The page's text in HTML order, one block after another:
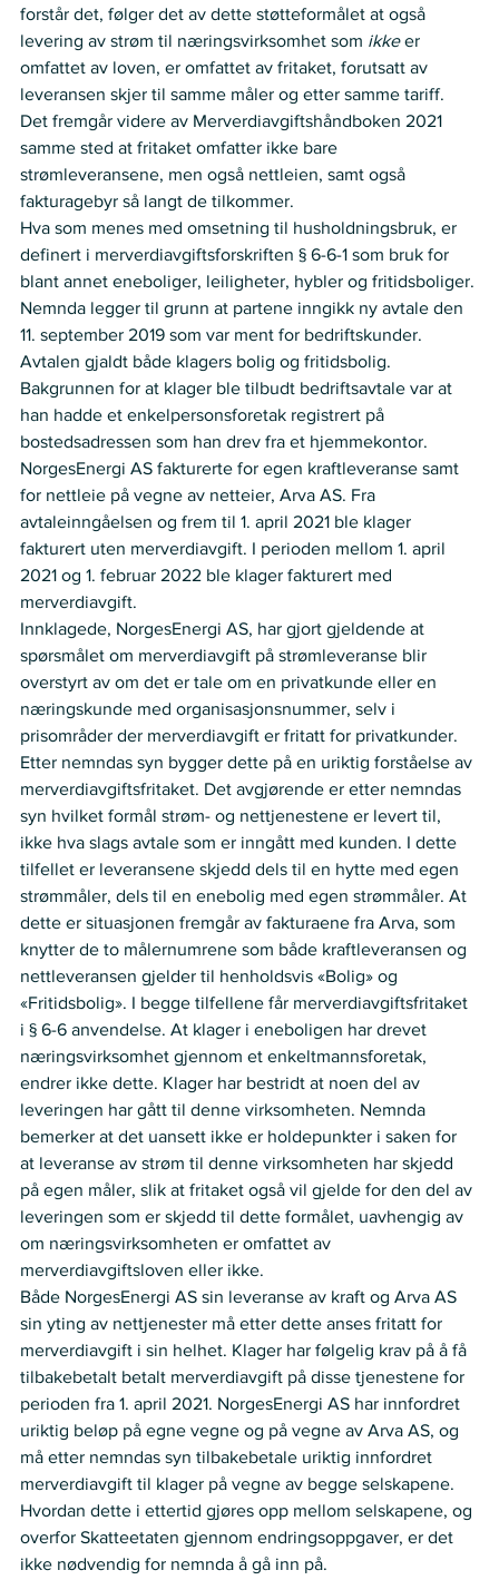
forstår det, følger det av dette støtteformålet at også
levering av strøm til næringsvirksomhet som ikke er
omfattet av loven, er omfattet av fritaket, forutsatt av
leveransen skjer til samme måler og etter samme tariff.
Det fremgår videre av Merverdiavgiftshåndboken 2021
samme sted at fritaket omfatter ikke bare
strømleveransene, men også nettleien, samt også
fakturagebyr så langt de tilkommer.
Hva som menes med omsetning til husholdningsbruk, er
definert i merverdiavgiftsforskriften § 6-6-1 som bruk for
blant annet eneboliger, leiligheter, hybler og fritidsboliger.
Nemnda legger til grunn at partene inngikk ny avtale den
11. september 2019 som var ment for bedriftskunder.
Avtalen gjaldt både klagers bolig og fritidsbolig.
Bakgrunnen for at klager ble tilbudt bedriftsavtale var at
han hadde et enkelpersonsforetak registrert på
bostedsadressen som han drev fra et hjemmekontor.
NorgesEnergi AS fakturerte for egen kraftleveranse samt
for nettleie på vegne av netteier, Arva AS. Fra
avtaleinngåelsen og frem til 1. april 2021 ble klager
fakturert uten merverdiavgift. I perioden mellom 1. april
2021 og 1. februar 2022 ble klager fakturert med
merverdiavgift.
Innklagede, NorgesEnergi AS, har gjort gjeldende at
spørsmålet om merverdiavgift på strømleveranse blir
overstyrt av om det er tale om en privatkunde eller en
næringskunde med organisasjonsnummer, selv i
prisområder der merverdiavgift er fritatt for privatkunder.
Etter nemndas syn bygger dette på en uriktig forståelse av
merverdiavgiftsfritaket. Det avgjørende er etter nemndas
syn hvilket formål strøm- og nettjenestene er levert til,
ikke hva slags avtale som er inngått med kunden. I dette
tilfellet er leveransene skjedd dels til en hytte med egen
strømmåler, dels til en enebolig med egen strømmåler. At
dette er situasjonen fremgår av fakturaene fra Arva, som
knytter de to målernumrene som både kraftleveransen og
nettleveransen gjelder til henholdsvis «Bolig» og
«Fritidsbolig». I begge tilfellene får merverdiavgiftsfritaket
i § 6-6 anvendelse. At klager i eneboligen har drevet
næringsvirksomhet gjennom et enkeltmannsforetak,
endrer ikke dette. Klager har bestridt at noen del av
leveringen har gått til denne virksomheten. Nemnda
bemerker at det uansett ikke er holdepunkter i saken for
at leveranse av strøm til denne virksomheten har skjedd
på egen måler, slik at fritaket også vil gjelde for den del av
leveringen som er skjedd til dette formålet, uavhengig av
om næringsvirksomheten er omfattet av
merverdiavgiftsloven eller ikke.
Både NorgesEnergi AS sin leveranse av kraft og Arva AS
sin yting av nettjenester må etter dette anses fritatt for
merverdiavgift i sin helhet. Klager har følgelig krav på å få
tilbakebetalt betalt merverdiavgift på disse tjenestene for
perioden fra 1. april 2021. NorgesEnergi AS har innfordret
uriktig beløp på egne vegne og på vegne av Arva AS, og
må etter nemndas syn tilbakebetale uriktig innfordret
merverdiavgift til klager på vegne av begge selskapene.
Hvordan dette i ettertid gjøres opp mellom selskapene, og
overfor Skatteetaten gjennom endringsoppgaver, er det
ikke nødvendig for nemnda å gå inn på.